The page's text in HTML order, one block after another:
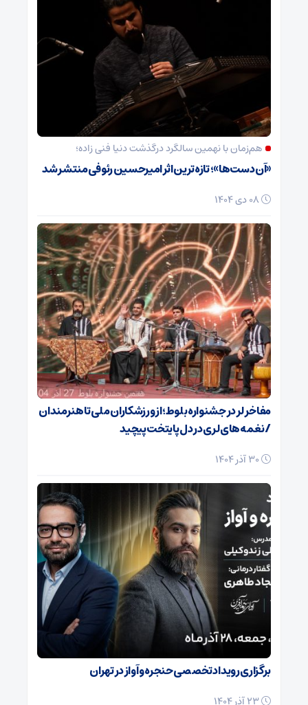
هم‌زمان با نهمین سالگرد درگذشت دنیا فنی زاده؛
«آن دست‌ها»؛ تازه‌ترین اثر امیرحسین رئوفی منتشر شد
مفاخر لر در جشنواره بلوط؛ از ورزشکاران ملی تا هنرمندان
/ نغمه‌های لری در دل پایتخت پیچید
برگزاری رویداد تخصصی حنجره و آواز در تهران